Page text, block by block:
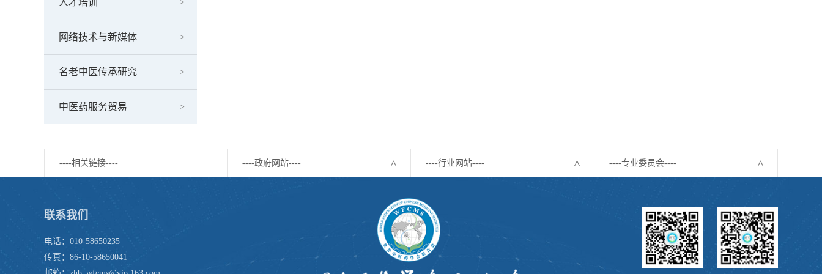
人才培训
网络技术与新媒体
名老中医传承研究
中医药服务贸易
----相关链接---- ----政府网站---- ----行业网站---- ----专业委员会----
联系我们
电话：010-58650235
传真：86-10-58650041